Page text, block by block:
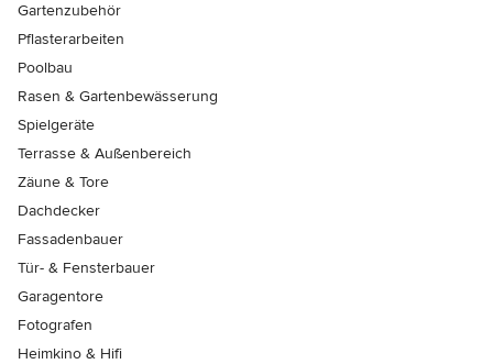
Gartenzubehör
Pflasterarbeiten
Poolbau
Rasen & Gartenbewässerung
Spielgeräte
Terrasse & Außenbereich
Zäune & Tore
Dachdecker
Fassadenbauer
Tür- & Fensterbauer
Garagentore
Fotografen
Heimkino & Hifi